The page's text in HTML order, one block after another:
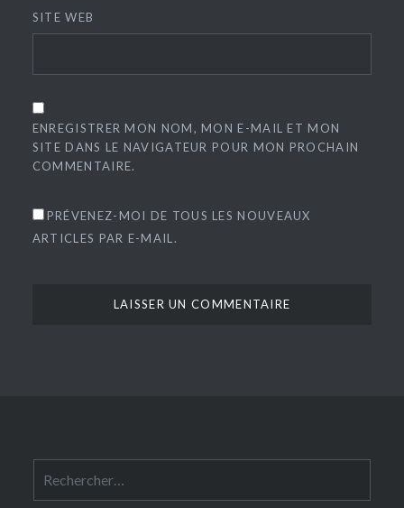
SITE WEB
ENREGISTRER MON NOM, MON E-MAIL ET MON
SITE DANS LE NAVIGATEUR POUR MON PROCHAIN
COMMENTAIRE.
PRÉVENEZ-MOI DE TOUS LES NOUVEAUX
ARTICLES PAR E-MAIL.